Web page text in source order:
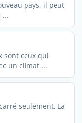
pays, il peut
...
sont ceux qui
un climat ...
seulement, La